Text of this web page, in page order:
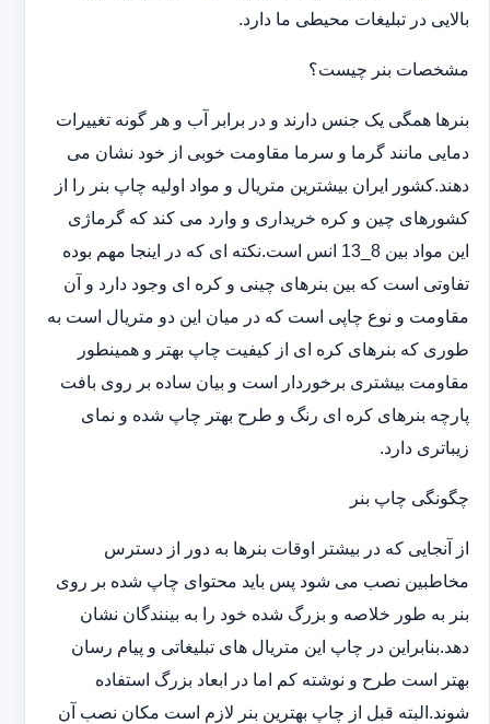
بالایی در تبلیغات محیطی ما دارد.
مشخصات بنر چیست؟
بنرها همگی یک جنس دارند و در برابر آب و هر گونه تغییرات
دمایی مانند گرما و سرما مقاومت خوبی از خود نشان می
دهند.کشور ایران بیشترین متریال و مواد اولیه چاپ بنر را از
کشورهای چین و کره خریداری و وارد می کند که گرماژی
این مواد بین 8_13 انس است.نکته ای که در اینجا مهم بوده
تفاوتی است که بین بنرهای چینی و کره ای وجود دارد و آن
مقاومت و نوع چاپی است که در میان این دو متریال است به
طوری که بنرهای کره ای از کیفیت چاپ بهتر و همینطور
مقاومت بیشتری برخوردار است و بیان ساده بر روی بافت
پارچه بنرهای کره ای رنگ و طرح بهتر چاپ شده و نمای
زیباتری دارد.
چگونگی چاپ بنر
از آنجایی که در بیشتر اوقات بنرها به دور از دسترس
مخاطبین نصب می شود پس باید محتوای چاپ شده بر روی
بنر به طور خلاصه و بزرگ شده خود را به بینندگان نشان
دهد.بنابراین در چاپ این متریال های تبلیغاتی و پیام رسان
بهتر است طرح و نوشته کم اما در ابعاد بزرگ استفاده
شوند.البته قبل از چاپ بهترین بنر لازم است مکان نصب آن